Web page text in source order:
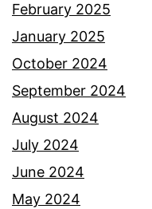
February 2025
January 2025
October 2024
September 2024
August 2024
July 2024
June 2024
May 2024